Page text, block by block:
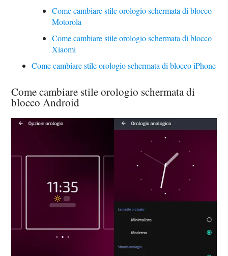
Come cambiare stile orologio schermata di blocco
Motorola
Come cambiare stile orologio schermata di blocco
Xiaomi
Come cambiare stile orologio schermata di blocco iPhone
Come cambiare stile orologio schermata di
blocco Android